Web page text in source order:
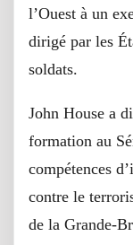
l’Ouest à un
dirigé par les
soldats.
John House a
formation au
compétences
contre le
de la Grande-